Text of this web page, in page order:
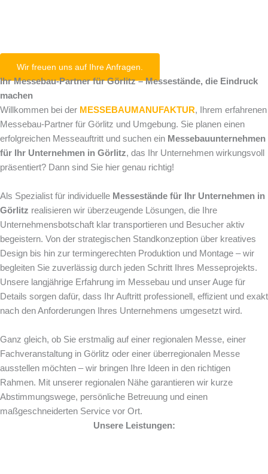
Wir freuen uns auf Ihre Anfragen.
Ihr Messebau-Partner für Görlitz – Messestände, die Eindruck
machen
Willkommen bei der MESSEBAUMANUFAKTUR, Ihrem erfahrenen
Messebau-Partner für Görlitz und Umgebung. Sie planen einen
erfolgreichen Messeauftritt und suchen ein Messebauunternehmen
für Ihr Unternehmen in Görlitz, das Ihr Unternehmen wirkungsvoll
präsentiert? Dann sind Sie hier genau richtig!
Als Spezialist für individuelle Messestände für Ihr Unternehmen in
Görlitz realisieren wir überzeugende Lösungen, die Ihre
Unternehmensbotschaft klar transportieren und Besucher aktiv
begeistern. Von der strategischen Standkonzeption über kreatives
Design bis hin zur termingerechten Produktion und Montage – wir
begleiten Sie zuverlässig durch jeden Schritt Ihres Messeprojekts.
Unsere langjährige Erfahrung im Messebau und unser Auge für
Details sorgen dafür, dass Ihr Auftritt professionell, effizient und exakt
nach den Anforderungen Ihres Unternehmens umgesetzt wird.
Ganz gleich, ob Sie erstmalig auf einer regionalen Messe, einer
Fachveranstaltung in Görlitz oder einer überregionalen Messe
ausstellen möchten – wir bringen Ihre Ideen in den richtigen
Rahmen. Mit unserer regionalen Nähe garantieren wir kurze
Abstimmungswege, persönliche Betreuung und einen
maßgeschneiderten Service vor Ort.
Unsere Leistungen: